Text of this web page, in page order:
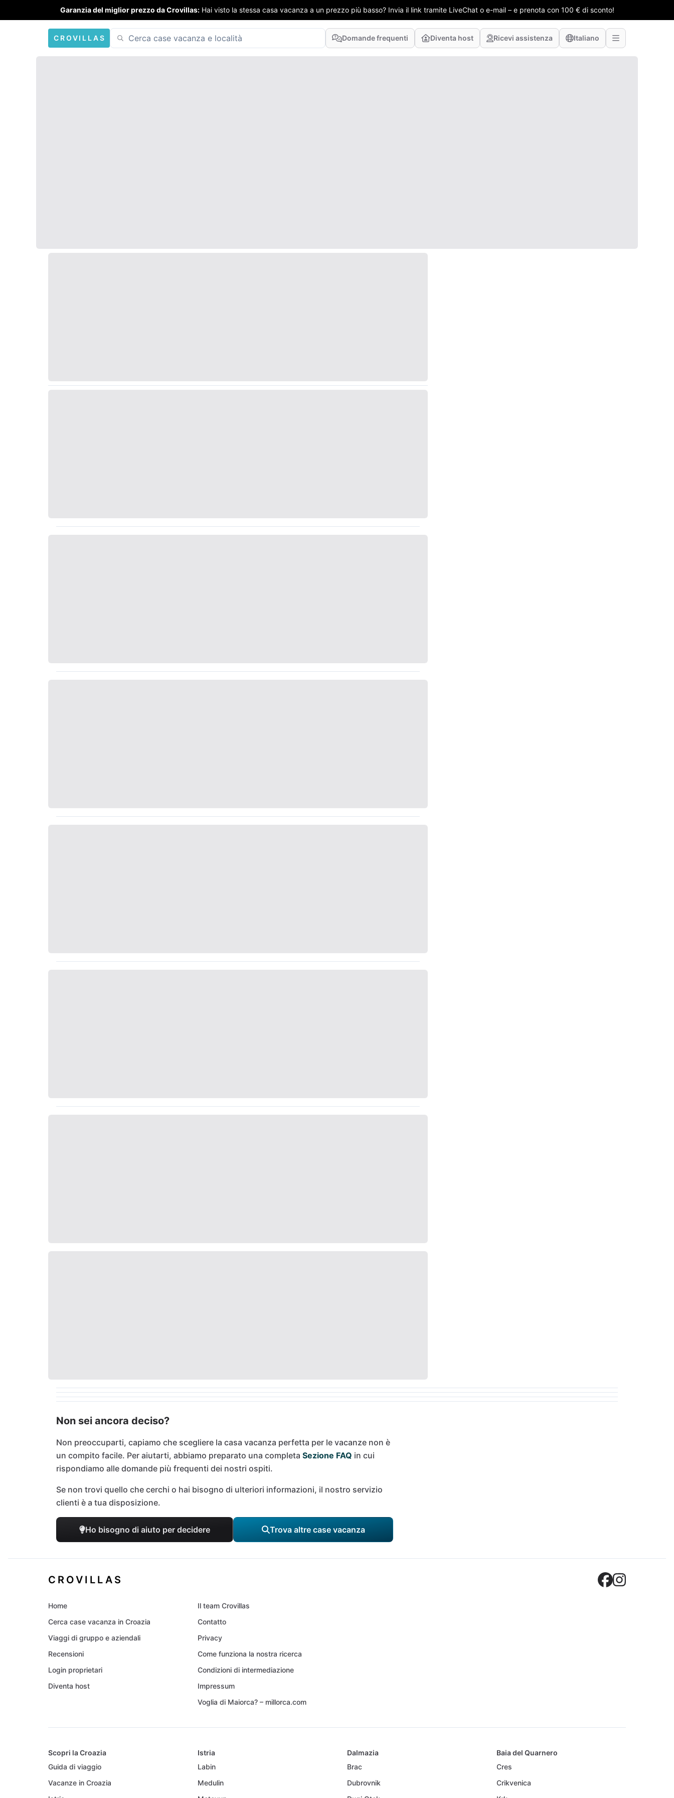
Garanzia del miglior prezzo da Crovillas: Hai visto la stessa casa vacanza a un prezzo più basso? Invia il link tramite LiveChat o e-mail – e prenota con 100 € di sconto!
CROVILLAS Domande frequenti Diventa host Ricevi assistenza Italiano
Non sei ancora deciso?
Non preoccuparti, capiamo che scegliere la casa vacanza perfetta per le vacanze non è
un compito facile. Per aiutarti, abbiamo preparato una completa Sezione FAQ in cui
rispondiamo alle domande più frequenti dei nostri ospiti.
Se non trovi quello che cerchi o hai bisogno di ulteriori informazioni, il nostro servizio
clienti è a tua disposizione.
Ho bisogno di aiuto per decidere Trova altre case vacanza
CROVILLAS
Home
Cerca case vacanza in Croazia
Viaggi di gruppo e aziendali
Recensioni
Login proprietari
Diventa host
Il team Crovillas
Contatto
Privacy
Come funziona la nostra ricerca
Condizioni di intermediazione
Impressum
Voglia di Maiorca? – millorca.com
Scopri la Croazia
Guida di viaggio
Vacanze in Croazia
Istria
Labin
Medulin
Dalmazia
Brac
Dubrovnik
Baia del Quarnero
Cres
Crikvenica